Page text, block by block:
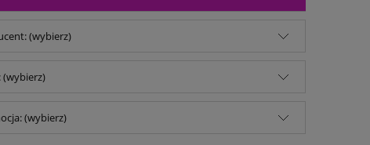
(wybierz)
(wybierz)
(wybierz)